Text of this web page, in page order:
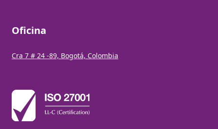
Oficina
Cra 7 # 24 -89, Bogotá, Colombia